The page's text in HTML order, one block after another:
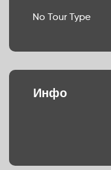
No Tour Type
Инфо